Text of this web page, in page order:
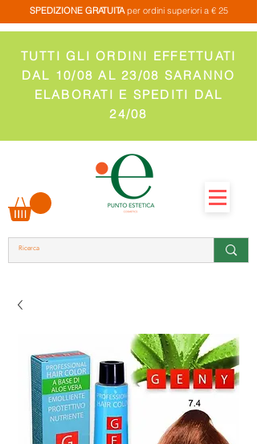
SPEDIZIONE GRATUITAper ordini superiori a € 25
TUTTI GLI ORDINI EFFETTUATI
DAL 10/08 AL 23/08 SARANNO
ELABORATI E SPEDITI DAL
24/08